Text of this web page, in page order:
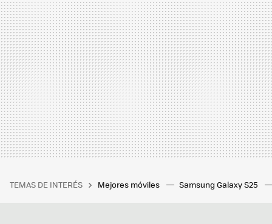
TEMAS DE INTERÉS Mejores móviles Samsung Galaxy S25